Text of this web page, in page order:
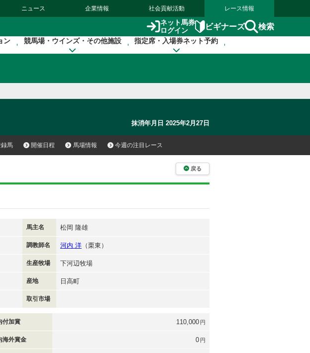
ニュース 企業情報 社会貢献活動 レース情報
ネット馬券
ログイン
ビギナーズ 検索
ン 競馬場・ウインズ・その他施設 指定席・入場券ネット予約
抹消年月日 2025年2月27日
馬 開催日程 馬場情報 今週の注目レース
戻る
馬主名 松岡 隆雄
調教師名 河内 洋 （栗東）
生産牧場 下河辺牧場
産地 日高町
取引市場
付加賞 110,000 円
海外賞金 0 円